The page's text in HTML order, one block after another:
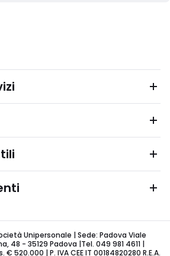
Unipersonale | Sede: Padova Viale
48 - 35129 Padova |Tel. 049 981 4611 |
520.000 | P. IVA CEE IT 00184820280 R.E.A.